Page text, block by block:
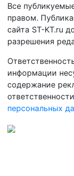
Все
правом.
сайта ST-KT.ru
разрешения
информации
содержание
персональных